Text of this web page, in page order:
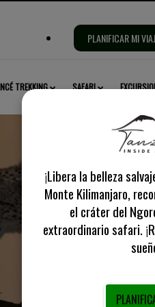
PLANIFICAR MI
TREKKING SAFARI
¡Libera la belleza
Monte Kilimanjaro,
el cráter del
extraordinario safari.